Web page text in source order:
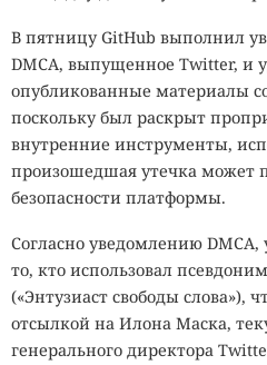
В пятницу GitHub выполнил
DMCA, выпущенное Twitter, и
опубликованные материалы
поскольку был раскрыт
внутренние инструменты,
произошедшая утечка может
безопасности платформы.
Согласно уведомлению DMCA,
то, кто использовал
(«Энтузиаст свободы слова»),
отсылкой на Илона Маска,
генерального директора